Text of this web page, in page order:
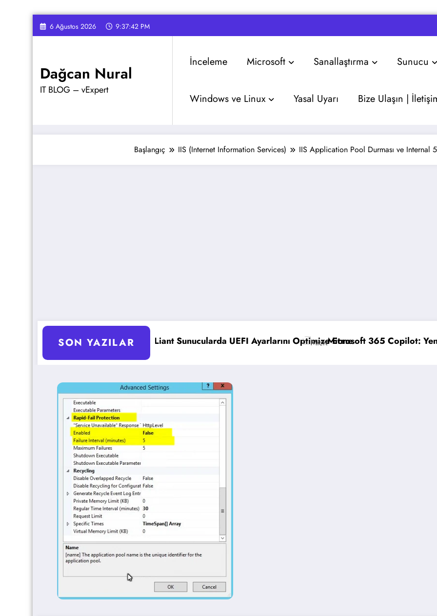
İçeriğe
atla
6 Ağustos 2026 9:37:43 PM
Dağcan Nural
IT BLOG – vExpert
İnceleme Microsoft Sanallaştırma Sunucu
Windows ve Linux Yasal Uyarı Bize Ulaşın |
Başlangıç IIS (Internet Information Services) IIS Application Pool Durması ve Internal
SON YAZILAR
HPE ProLiant Sunucularda UEFI Ayarlarını Optimize EtmeMicrosoft 365 Copilot: Yeni Özellikler ve Avantajlar